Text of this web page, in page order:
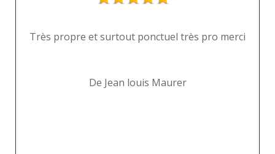
Très propre et surtout ponctuel très pro merci
De Jean louis Maurer